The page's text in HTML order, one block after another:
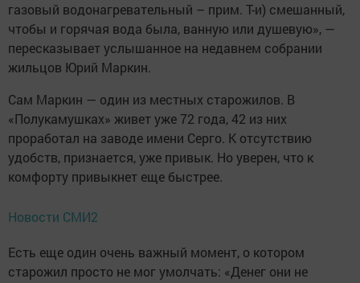
газовый водонагревательный – прим. Т-и) смешанный,
чтобы и горячая вода была, ванную или душевую», —
пересказывает услышанное на недавнем собрании
жильцов Юрий Маркин.
Сам Маркин — один из местных старожилов. В
«Полукамушках» живет уже 72 года, 42 из них
проработал на заводе имени Серго. К отсутствию
удобств, признается, уже привык. Но уверен, что к
комфорту привыкнет еще быстрее.
Новости СМИ2
Есть еще один очень важный момент, о котором
старожил просто не мог умолчать: «Денег они не